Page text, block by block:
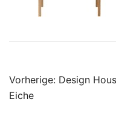
Vorherige: Design
Eiche